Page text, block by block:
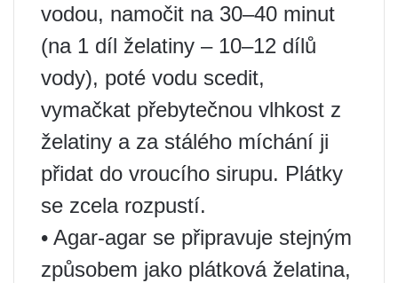
vodou, namočit na 30–40 minut
(na 1 díl želatiny – 10–12 dílů
vody), poté vodu scedit,
vymačkat přebytečnou vlhkost z
želatiny a za stálého míchání ji
přidat do vroucího sirupu. Plátky
se zcela rozpustí.
• Agar-agar se připravuje stejným
způsobem jako plátková želatina,